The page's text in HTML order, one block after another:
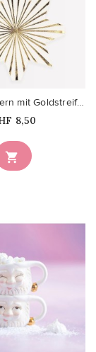

Servietten Stern mit Goldstreifen
8,50